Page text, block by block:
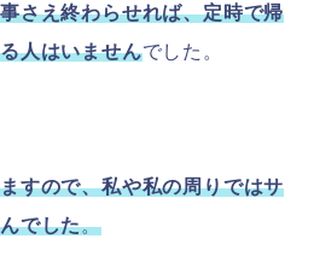
さえ終わらせれば、定時で帰
人はいませんでした。
すので、私や私の周りではサ
でした。